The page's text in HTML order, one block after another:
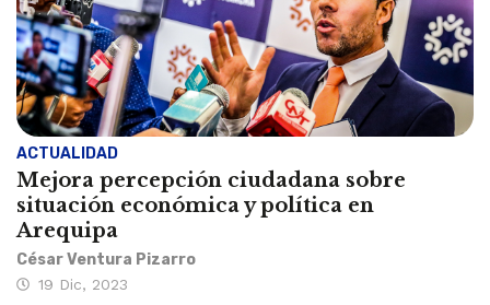
ACTUALIDAD
Mejora percepción ciudadana sobre
situación económica y política en
Arequipa
César Ventura Pizarro
19 Dic, 2023